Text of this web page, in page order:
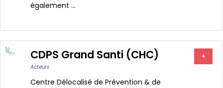
également ...
CDPS Grand Santi (CHC)
Acteurs
Centre Délocalisé de Prévention & de
+